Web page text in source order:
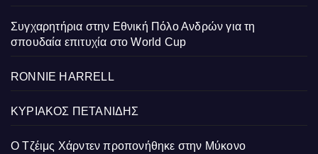
Συγχαρητήρια στην Εθνική Πόλο Ανδρών για τη
σπουδαία επιτυχία στο World Cup
RONNIE HARRELL
ΚΥΡΙΑΚΟΣ ΠΕΤΑΝΙΔΗΣ
Ο Τζέιμς Χάρντεν προπονήθηκε στην Μύκονο